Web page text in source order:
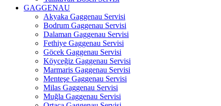
GAGGENAU
Akyaka Gaggenau Servisi
Bodrum Gaggenau Servisi
Dalaman Gaggenau Servisi
Fethiye Gaggenau Servisi
Göcek Gaggenau Servisi
Köyceğiz Gaggenau Servisi
Marmaris Gaggenau Servisi
Menteşe Gaggenau Servisi
Milas Gaggenau Servisi
Muğla Gaggenau Servisi